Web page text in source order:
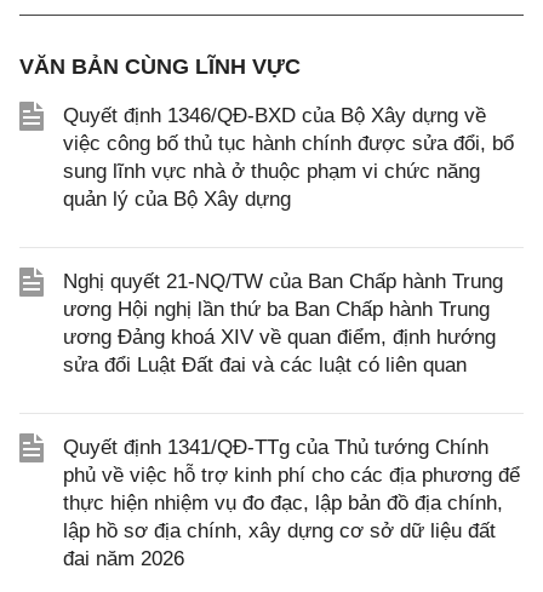
VĂN BẢN CÙNG LĨNH VỰC
Quyết định 1346/QĐ-BXD của Bộ Xây dựng về
việc công bố thủ tục hành chính được sửa đổi, bổ
sung lĩnh vực nhà ở thuộc phạm vi chức năng
quản lý của Bộ Xây dựng
Nghị quyết 21-NQ/TW của Ban Chấp hành Trung
ương Hội nghị lần thứ ba Ban Chấp hành Trung
ương Đảng khoá XIV về quan điểm, định hướng
sửa đổi Luật Đất đai và các luật có liên quan
Quyết định 1341/QĐ-TTg của Thủ tướng Chính
phủ về việc hỗ trợ kinh phí cho các địa phương để
thực hiện nhiệm vụ đo đạc, lập bản đồ địa chính,
lập hồ sơ địa chính, xây dựng cơ sở dữ liệu đất
đai năm 2026